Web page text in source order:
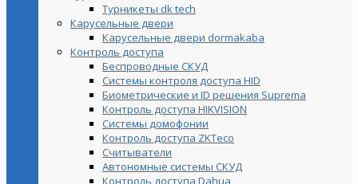
Турникеты dk tech
Карусельные двери
Карусельные двери dormakaba
Контроль доступа
Беспроводные СКУД
Системы контроля доступа HID
Биометрические и ID решения Suprema
Контроль доступа HIKVISION
Системы домофонии
Контроль доступа ZKTeco
Считыватели
Автономные системы СКУД
Контроль доступа Dahua